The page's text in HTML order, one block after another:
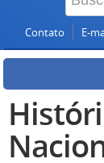
Contato E-